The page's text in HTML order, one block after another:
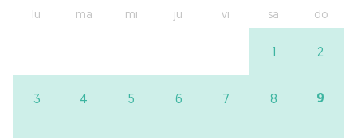
lu ma mi ju vi sa do
1 2
3 4 5 6 7 8 9